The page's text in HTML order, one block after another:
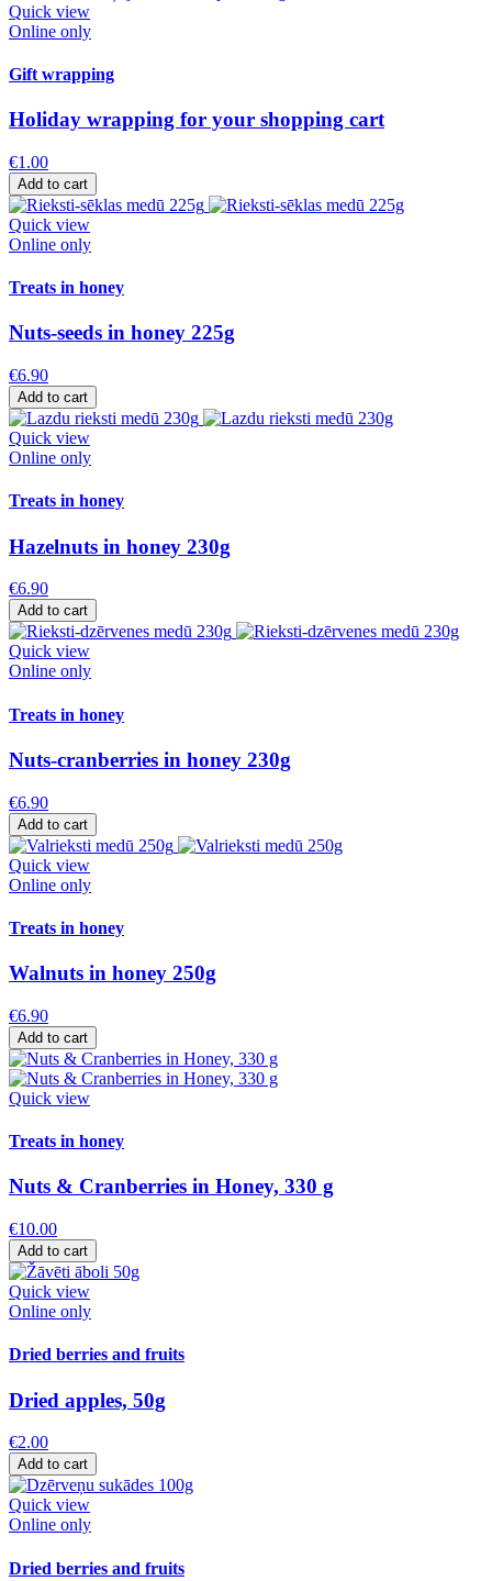
Quick view
Online only
Gift wrapping
Holiday wrapping for your shopping cart
€1.00
Add to cart
Quick view
Online only
Treats in honey
Nuts-seeds in honey 225g
€6.90
Add to cart
Quick view
Online only
Treats in honey
Hazelnuts in honey 230g
€6.90
Add to cart
Quick view
Online only
Treats in honey
Nuts-cranberries in honey 230g
€6.90
Add to cart
Quick view
Online only
Treats in honey
Walnuts in honey 250g
€6.90
Add to cart
Quick view
Treats in honey
Nuts & Cranberries in Honey, 330 g
€10.00
Add to cart
Quick view
Online only
Dried berries and fruits
Dried apples, 50g
€2.00
Add to cart
Quick view
Online only
Dried berries and fruits